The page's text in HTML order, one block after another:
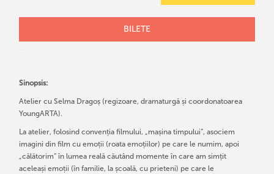
BILETE
Sinopsis:
Atelier cu Selma Dragoș (regizoare, dramaturgă și coordonatoarea
YoungARTA).
La atelier, folosind convenția filmului, „mașina timpului”, asociem
imagini din film cu emoții (roata emoțiilor) pe care le numim, apoi
„călătorim” în lumea reală căutând momente în care am simțit
aceleași emoții (în familie, la școală, cu prieteni) pe care le